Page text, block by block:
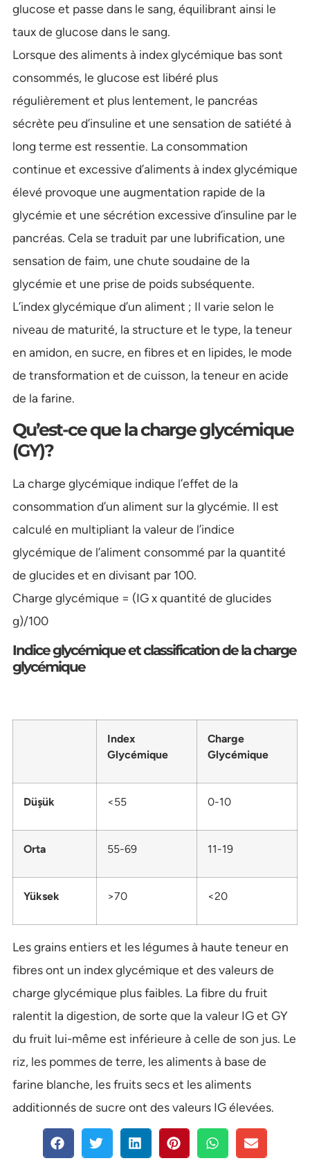
glucose et passe dans le sang, équilibrant ainsi le
taux de glucose dans le sang.
Lorsque des aliments à index glycémique bas sont
consommés, le glucose est libéré plus
régulièrement et plus lentement, le pancréas
sécrète peu d’insuline et une sensation de satiété à
long terme est ressentie. La consommation
continue et excessive d’aliments à index glycémique
élevé provoque une augmentation rapide de la
glycémie et une sécrétion excessive d’insuline par le
pancréas. Cela se traduit par une lubrification, une
sensation de faim, une chute soudaine de la
glycémie et une prise de poids subséquente.
L’index glycémique d’un aliment ; Il varie selon le
niveau de maturité, la structure et le type, la teneur
en amidon, en sucre, en fibres et en lipides, le mode
de transformation et de cuisson, la teneur en acide
de la farine.
Qu’est-ce que la charge glycémique
(GY)?
La charge glycémique indique l’effet de la
consommation d’un aliment sur la glycémie. Il est
calculé en multipliant la valeur de l’indice
glycémique de l’aliment consommé par la quantité
de glucides et en divisant par 100.
Charge glycémique = (IG x quantité de glucides
g)/100
Indice glycémique et classification de la charge
glycémique
Index
Glycémique
Charge
Glycémique
Düşük <55 0-10
Orta 55-69 11-19
Yüksek >70 <20
Les grains entiers et les légumes à haute teneur en
fibres ont un index glycémique et des valeurs de
charge glycémique plus faibles. La fibre du fruit
ralentit la digestion, de sorte que la valeur IG et GY
du fruit lui-même est inférieure à celle de son jus. Le
riz, les pommes de terre, les aliments à base de
farine blanche, les fruits secs et les aliments
additionnés de sucre ont des valeurs IG élevées.